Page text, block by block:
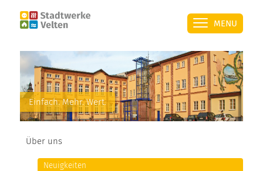
MENU
ÜBER UNS
SERVICE
Einfach. Mehr. Wert.
Über uns
Neuigkeiten